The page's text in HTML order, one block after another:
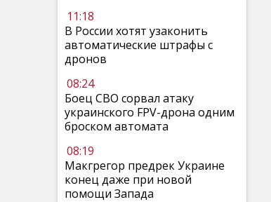
11:18
В России хотят узаконить
автоматические штрафы с
дронов
08:24
Боец СВО сорвал атаку
украинского FPV-дрона одним
броском автомата
08:19
Макгрегор предрек Украине
конец даже при новой
помощи Запада